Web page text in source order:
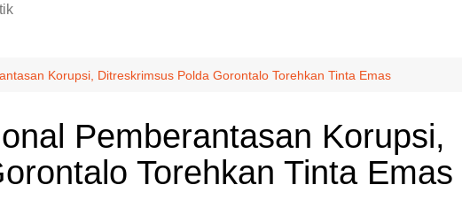
Korupsi, Ditreskrimsus Polda Gorontalo Torehkan Tinta Emas
Pemberantasan Korupsi,
Torehkan Tinta Emas